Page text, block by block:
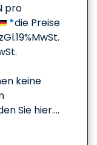
pro
*die Preise
keine
Sie hier....